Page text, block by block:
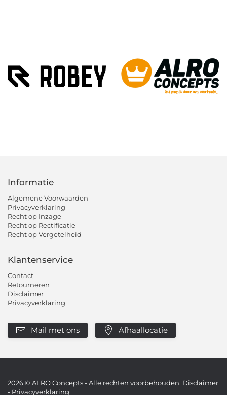
Informatie
Algemene Voorwaarden
Privacyverklaring
Recht op Inzage
Recht op Rectificatie
Recht op Vergetelheid
Klantenservice
Contact
Retourneren
Disclaimer
Privacyverklaring
Mail met ons Afhaallocatie
2026© ALRO Concepts - Alle rechten voorbehouden. Disclaimer
- Privacyverklaring